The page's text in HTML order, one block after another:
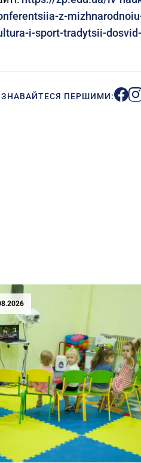
z-
i-sport-tradytsii-
ПЕРШИМИ: